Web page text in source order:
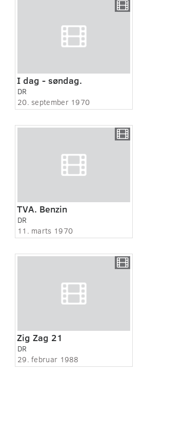
I dag - søndag.
DR
20. september 1970
TVA. Benzin
DR
11. marts 1970
Zig Zag 21
DR
29. februar 1988